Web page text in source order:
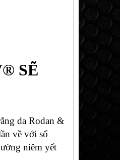
SẼ
da Rodan &
về với số
niêm yết